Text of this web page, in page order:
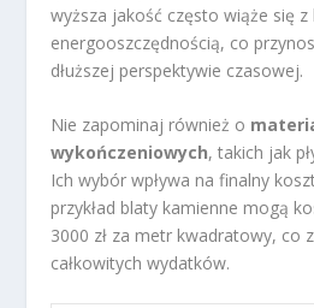
wyższa jakość często wiąże się z
energooszczędnością, co
dłuższej perspektywie czasowej.
Nie zapominaj również o
wykończeniowych, takich jak
Ich wybór wpływa na finalny
przykład blaty kamienne mogą
3000 zł za metr kwadratowy, co
całkowitych wydatków.